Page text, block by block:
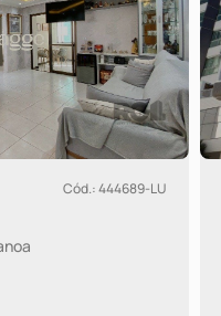
Cód.: 444689-LU